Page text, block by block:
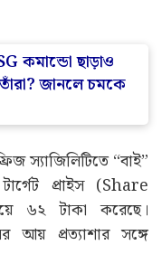
কমান্ডো ছাড়াও
জানলে চমকে
স্যাজিলিটিতে “বাই”
প্রাইস (Share
৬২ টাকা করেছে।
আয় প্রত্যাশার সঙ্গে